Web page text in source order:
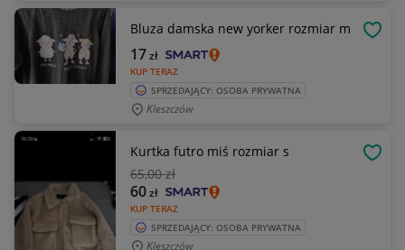
Bluza damska new yorker rozmiar m
KUP TERAZ
17zł
SPRZEDAJĄCY: OSOBA PRYWATNA
Kleszczów
Kurtka futro miś rozmiar s
65,00 zł
KUP TERAZ
60zł
SPRZEDAJĄCY: OSOBA PRYWATNA
Kleszczów